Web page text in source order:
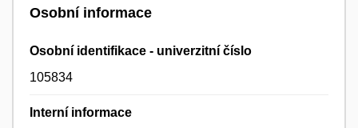
Osobní informace
Osobní identifikace - univerzitní číslo
105834
Interní informace